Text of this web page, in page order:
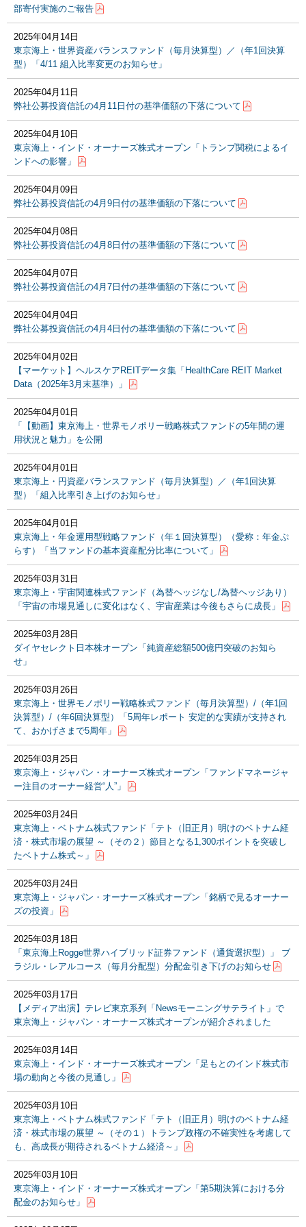
部寄付実施のご報告
2025年04月14日
東京海上・世界資産バランスファンド（毎月決算型）／（年1回決算
型）「4/11 組入比率変更のお知らせ」
2025年04月11日
弊社公募投資信託の4月11日付の基準価額の下落について
2025年04月10日
東京海上・インド・オーナーズ株式オープン「トランプ関税によるイ
ンドへの影響」
2025年04月09日
弊社公募投資信託の4月9日付の基準価額の下落について
2025年04月08日
弊社公募投資信託の4月8日付の基準価額の下落について
2025年04月07日
弊社公募投資信託の4月7日付の基準価額の下落について
2025年04月04日
弊社公募投資信託の4月4日付の基準価額の下落について
2025年04月02日
【マーケット】ヘルスケアREITデータ集「HealthCare REIT Market
Data（2025年3月末基準）」
2025年04月01日
「【動画】東京海上・世界モノポリー戦略株式ファンドの5年間の運
用状況と魅力」を公開
2025年04月01日
東京海上・円資産バランスファンド（毎月決算型）／（年1回決算
型）「組入比率引き上げのお知らせ」
2025年04月01日
東京海上・年金運用型戦略ファンド（年１回決算型）（愛称：年金ぷ
らす）「当ファンドの基本資産配分比率について」
2025年03月31日
東京海上・宇宙関連株式ファンド（為替ヘッジなし/為替ヘッジあり）
「宇宙の市場見通しに変化はなく、宇宙産業は今後もさらに成長」
2025年03月28日
ダイヤセレクト日本株オープン「純資産総額500億円突破のお知ら
せ」
2025年03月26日
東京海上・世界モノポリー戦略株式ファンド（毎月決算型）/（年1回
決算型）/（年6回決算型）「5周年レポート 安定的な実績が支持され
て、おかげさまで5周年」
2025年03月25日
東京海上・ジャパン・オーナーズ株式オープン「ファンドマネージャ
ー注目のオーナー経営“人”」
2025年03月24日
東京海上・ベトナム株式ファンド「テト（旧正月）明けのベトナム経
済・株式市場の展望 ～（その２）節目となる1,300ポイントを突破し
たベトナム株式～」
2025年03月24日
東京海上・ジャパン・オーナーズ株式オープン「銘柄で見るオーナー
ズの投資」
2025年03月18日
「東京海上Rogge世界ハイブリッド証券ファンド（通貨選択型）」 ブ
ラジル・レアルコース（毎月分配型）分配金引き下げのお知らせ
2025年03月17日
【メディア出演】テレビ東京系列「Newsモーニングサテライト」で
東京海上・ジャパン・オーナーズ株式オープンが紹介されました
2025年03月14日
東京海上・インド・オーナーズ株式オープン「足もとのインド株式市
場の動向と今後の見通し」
2025年03月10日
東京海上・ベトナム株式ファンド「テト（旧正月）明けのベトナム経
済・株式市場の展望 ～（その１）トランプ政権の不確実性を考慮して
も、高成長が期待されるベトナム経済～」
2025年03月10日
東京海上・インド・オーナーズ株式オープン「第5期決算における分
配金のお知らせ」